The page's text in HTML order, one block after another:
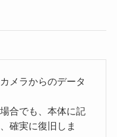
メラからのデータ
合でも、本体に記
確実に復旧しま